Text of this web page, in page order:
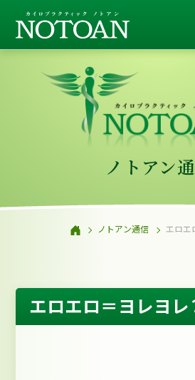
ノトアン
ノトアン通信 エロエ
エロエロ＝ヨレヨレ